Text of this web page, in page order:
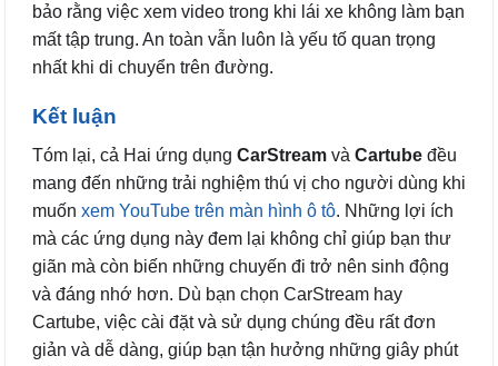
bảo rằng việc xem video trong khi lái xe không làm bạn
mất tập trung. An toàn vẫn luôn là yếu tố quan trọng
nhất khi di chuyển trên đường.
Kết luận
Tóm lại, cả Hai ứng dụng CarStream và Cartube đều
mang đến những trải nghiệm thú vị cho người dùng khi
muốn xem YouTube trên màn hình ô tô. Những lợi ích
mà các ứng dụng này đem lại không chỉ giúp bạn thư
giãn mà còn biến những chuyến đi trở nên sinh động
và đáng nhớ hơn. Dù bạn chọn CarStream hay
Cartube, việc cài đặt và sử dụng chúng đều rất đơn
giản và dễ dàng, giúp bạn tận hưởng những giây phút